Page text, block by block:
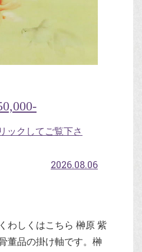
ックしてご覧下さ
2026.08.06
わしくはこちら 榊原 紫
董品の掛け軸です。榊